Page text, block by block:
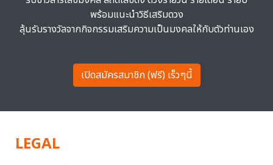
พร้อมแนะนำวิธีเสริมดวง
ลุ้นรับรางวัลจากกิจกรรมเสริมความเป็นมงคลให้กับตัวท่านเอง
เปิดสมัครสมาชิก (ฟรี) เร็วๆนี้
LEGAL